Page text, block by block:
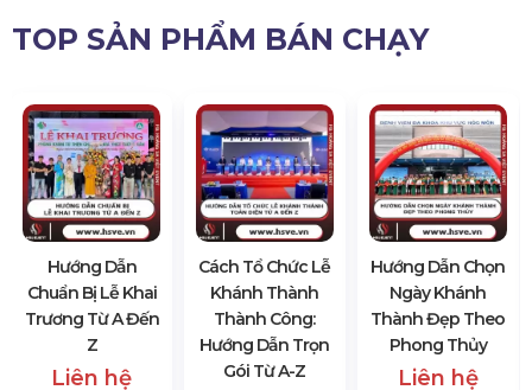
TOP SẢN PHẨM BÁN CHẠY
Hướng Dẫn
Chuẩn Bị Lễ Khai
Trương Từ A Đến
Z
Liên hệ
Cách Tổ Chức Lễ
Khánh Thành
Thành Công:
Hướng Dẫn Trọn
Gói Từ A-Z
Hướng Dẫn Chọn
Ngày Khánh
Thành Đẹp Theo
Phong Thủy
Liên hệ